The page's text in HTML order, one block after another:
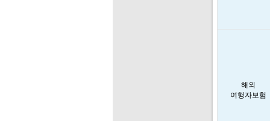
해외
여행자보험